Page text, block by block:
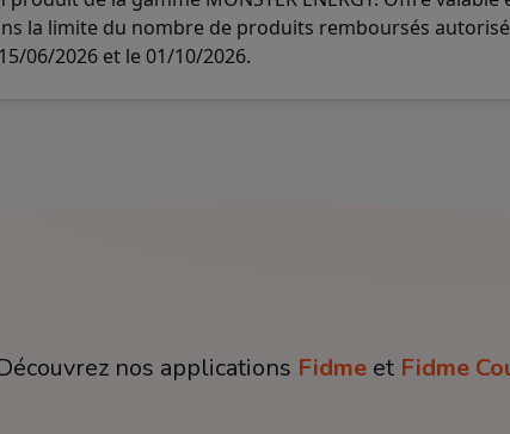
la limite du nombre de produits remboursés
06/2026 et le 01/10/2026.
nos applications Fidme et Fidme